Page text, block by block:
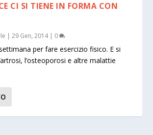
CI SI TIENE IN FORMA CON
|29 Gen, 2014| 0
per fare esercizio fisico. E si
l’osteoporosi e altre malattie